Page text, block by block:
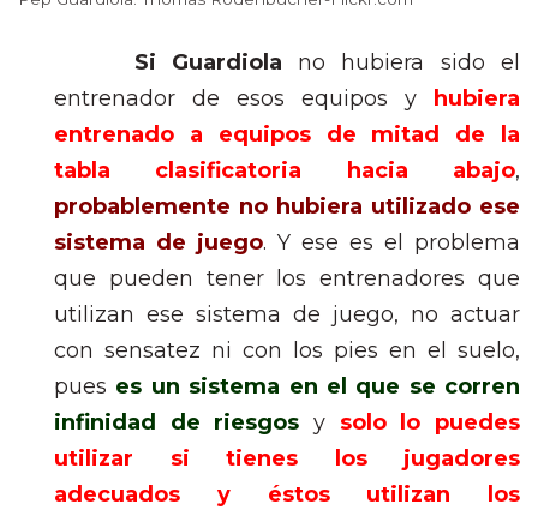
Si Guardiola no hubiera sido el
entrenador de esos equipos y
hubiera
entrenado a equipos de mitad de la
tabla clasificatoria hacia abajo,
probablemente no hubiera utilizado ese
sistema de juego. Y ese es el problema
que pueden tener los entrenadores que
utilizan ese sistema de juego, no actuar
con sensatez ni con los pies en el suelo,
pues es un sistema en el que se corren
infinidad de riesgos y solo lo puedes
utilizar si tienes los jugadores
adecuados y éstos utilizan los